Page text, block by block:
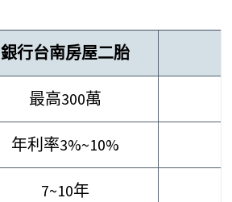
銀行台南房屋二胎
最高300萬
年利率3%~10%
7~10年